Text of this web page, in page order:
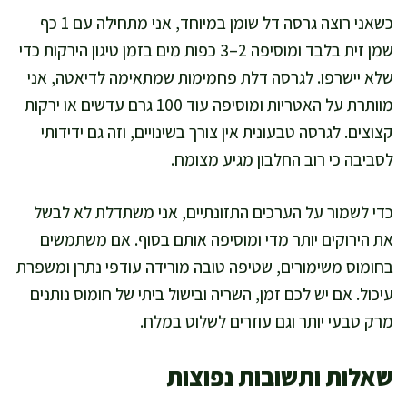
כשאני רוצה גרסה דל שומן במיוחד, אני מתחילה עם 1 כף
שמן זית בלבד ומוסיפה 2–3 כפות מים בזמן טיגון הירקות כדי
שלא יישרפו. לגרסה דלת פחמימות שמתאימה לדיאטה, אני
מוותרת על האטריות ומוסיפה עוד 100 גרם עדשים או ירקות
קצוצים. לגרסה טבעונית אין צורך בשינויים, וזה גם ידידותי
לסביבה כי רוב החלבון מגיע מצומח.
כדי לשמור על הערכים התזונתיים, אני משתדלת לא לבשל
את הירוקים יותר מדי ומוסיפה אותם בסוף. אם משתמשים
בחומוס משימורים, שטיפה טובה מורידה עודפי נתרן ומשפרת
עיכול. אם יש לכם זמן, השריה ובישול ביתי של חומוס נותנים
מרק טבעי יותר וגם עוזרים לשלוט במלח.
שאלות ותשובות נפוצות